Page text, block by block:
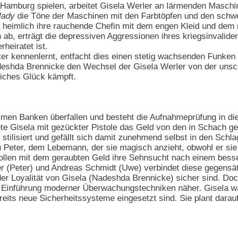
spielen, arbeitet Gisela Werler an lärmenden
die Töne der Maschinen mit den Farbtöpfen und den
ihre rauchende Chefin mit dem engen Kleid und
erträgt die depressiven Aggressionen ihres
ist.
kennenlernt, entfacht dies einen stetig wachsenden
Brennicke den Wechsel der Gisela Werler von der
Glück kämpft.
Banken überfallen und besteht die Aufnahmeprüfung in
Gisela mit gezückter Pistole das Geld von den in Schach
stilisiert und gefällt sich damit zunehmend selbst in den
dem Lebemann, der sie magisch anzieht, obwohl er
mit dem geraubten Geld ihre Sehnsucht nach einem
(Peter) und Andreas Schmidt (Uwe) verbindet diese
Loyalität von Gisela (Nadeshda Brennicke) sicher sind.
moderner Überwachungstechniken näher. Gisela
neue Sicherheitssysteme eingesetzt sind. Sie plant